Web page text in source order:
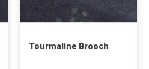
Tourmaline Brooch